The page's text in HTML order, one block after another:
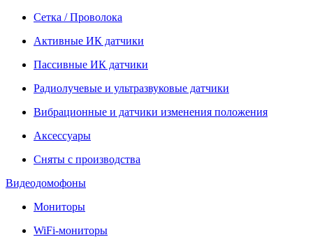
Сетка / Проволока
Активные ИК датчики
Пассивные ИК датчики
Радиолучевые и ультразвуковые датчики
Вибрационные и датчики изменения положения
Аксессуары
Сняты с производства
Видеодомофоны
Мониторы
WiFi-мониторы